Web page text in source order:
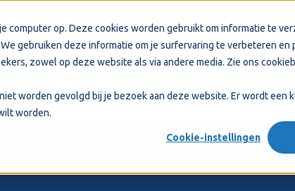
computer op. Deze cookies worden gebruikt om informatie te
gebruiken deze informatie om je surfervaring te verbeteren en
zowel op deze website als via andere media. Zie ons
worden gevolgd bij je bezoek aan deze website. Er wordt een
worden.
Cookie-instellingen